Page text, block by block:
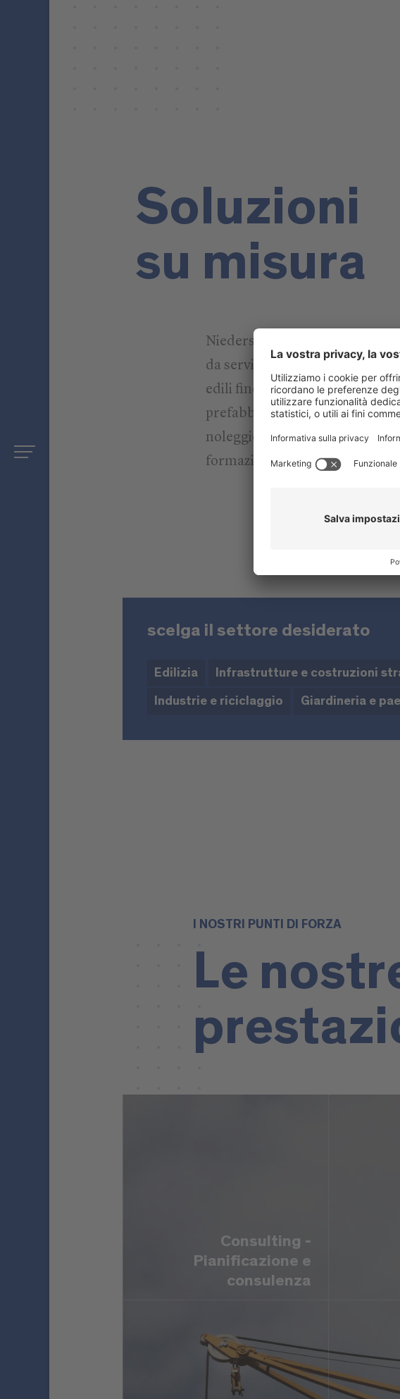
Soluzioni
su misura
Niederstätter è operativa in
da servizi globali nel settore
edili fino alla costruzione di
prefabbricata, dalla vendita e
noleggio di macchine edili fino
formazione.
scelga il settore desiderato
Edilizia Infrastrutture e costruzioni
Industrie e riciclaggio Giardineria e
I NOSTRI PUNTI DI FORZA
Le
Consulting -
Pianificazione e
consulenza